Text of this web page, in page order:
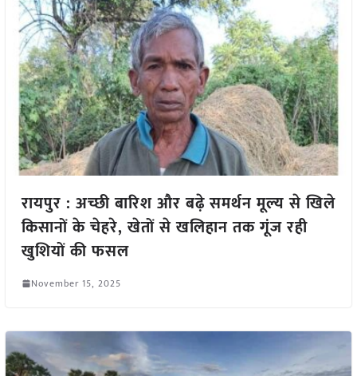
रायपुर : अच्छी बारिश और बढ़े समर्थन मूल्य से खिले
किसानों के चेहरे, खेतों से खलिहान तक गूंज रही
खुशियों की फसल
November 15, 2025